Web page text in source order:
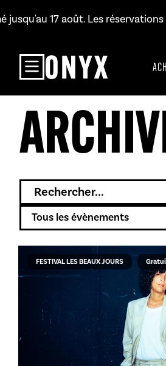
17 août. Les réservations et
Rechercher
Catégories
FESTIVAL LES BEAUX JOURS